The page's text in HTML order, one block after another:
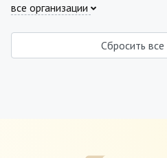
все организации
Сбросить